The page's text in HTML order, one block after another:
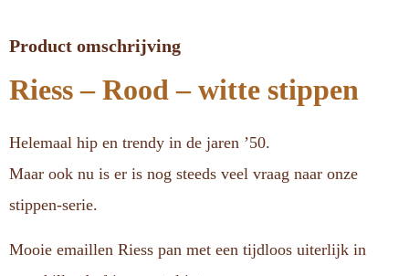
Product omschrijving
Riess – Rood – witte stippen
Helemaal hip en trendy in de jaren ’50.
Maar ook nu is er is nog steeds veel vraag naar onze
stippen-serie.
Mooie emaillen Riess pan met een tijdloos uiterlijk in